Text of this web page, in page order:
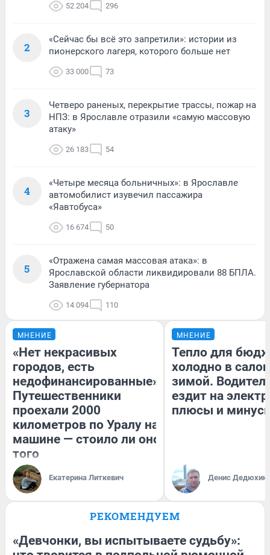
52 204 296
2
«Сейчас бы всё это запретили»: истории из
пионерского лагеря, которого больше нет
33 000 73
3
Четверо раненых, перекрытие трассы, пожар на
НПЗ: в Ярославле отразили «самую массовую
атаку»
26 183 54
4
«Четыре месяца больничных»: в Ярославле
автомобилист изувечил пассажира
«Яавтобуса»
16 674 50
5
«Отражена самая массовая атака»: в
Ярославской области ликвидировали 88 БПЛА.
Заявление губернатора
14 094 110
МНЕНИЕ
«Нет некрасивых
городов, есть
недофинансированные».
Путешественники
проехали 2000
километров по Уралу на
машине — стоило ли оно
того
Екатерина Литкевич
МНЕНИЕ
Тепло для
холодно в
зимой.
ездит на
плюсы и
Денис Дедюхин
РЕКОМЕНДУЕМ
«Девчонки, вы испытываете судьбу»: